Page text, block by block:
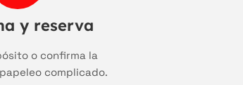
y reserva
o confirma la
complicado.